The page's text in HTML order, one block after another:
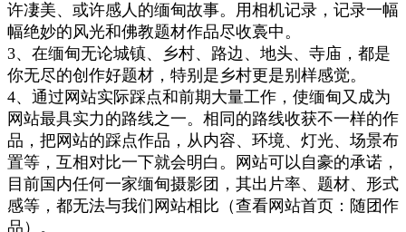
许凄美、或许感人的缅甸故事。用相机记录，记录一幅
幅绝妙的风光和佛教题材作品尽收裛中。
3、在缅甸无论城镇、乡村、路边、地头、寺庙，都是
你无尽的创作好题材，特别是乡村更是别样感觉。
4、通过网站实际踩点和前期大量工作，使缅甸又成为
网站最具实力的路线之一。相同的路线收获不一样的作
品， 把网站的踩点作品，从内容、环境、灯光、场景布
置等，互相对比一下就会明白。网站可以自豪的承诺，
目前国内任何一家缅甸摄影团，其出片率、题材、形式
感等，都无法与我们网站相比（查看网站首页：随团作
品）。